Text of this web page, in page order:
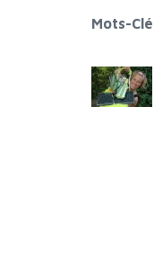
Mots-